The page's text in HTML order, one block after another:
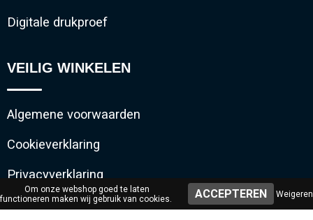
Digitale drukproef
VEILIG WINKELEN
Algemene voorwaarden
Cookieverklaring
Privacyverklaring
Disclaimer
Om onze webshop goed te laten
functioneren maken wij gebruik van cookies.
Weigeren